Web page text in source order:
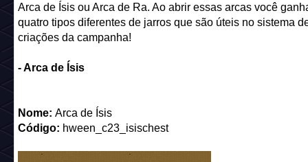
Arca de Ísis ou Arca de Ra. Ao abrir essas arcas você
quatro tipos diferentes de jarros que são úteis no sistema
criações da campanha!
- Arca de Ísis
Nome: Arca de Ísis
Código: hween_c23_isischest